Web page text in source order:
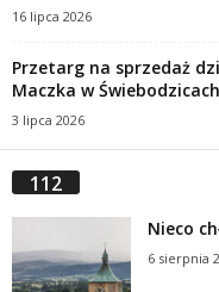
16 lipca 2026
Przetarg na sprzedaż
Maczka w Świebodzicach
3 lipca 2026
112
Nieco
6 sierpnia